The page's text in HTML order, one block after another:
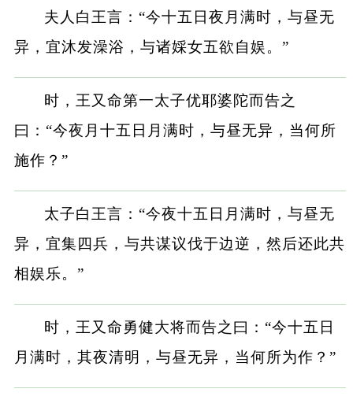
夫人白王言：“今十五日夜月满时，与昼无
异，宜沐发澡浴，与诸婇女五欲自娱。”
时，王又命第一太子优耶婆陀而告之
曰：“今夜月十五日月满时，与昼无异，当何所
施作？”
太子白王言：“今夜十五日月满时，与昼无
异，宜集四兵，与共谋议伐于边逆，然后还此共
相娱乐。”
时，王又命勇健大将而告之曰：“今十五日
月满时，其夜清明，与昼无异，当何所为作？”